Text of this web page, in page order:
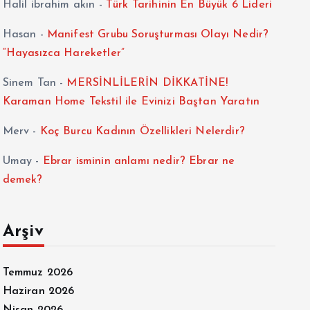
Halil ibrahim akın - Türk Tarihinin En Büyük 6 Lideri
Hasan - Manifest Grubu Soruşturması Olayı Nedir?
“Hayasızca Hareketler”
Sinem Tan - MERSİNLİLERİN DİKKATİNE!
Karaman Home Tekstil ile Evinizi Baştan Yaratın
Merv - Koç Burcu Kadının Özellikleri Nelerdir?
Umay -
Ebrar isminin anlamı nedir? Ebrar ne
demek?
Arşiv
Temmuz 2026
Haziran 2026